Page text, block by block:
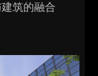
筑的融合